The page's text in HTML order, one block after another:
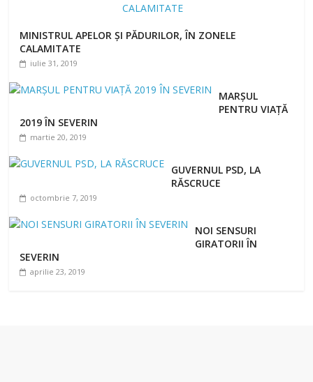
MINISTRUL APELOR ȘI PĂDURILOR, ÎN ZONELE
CALAMITATE
iulie 31, 2019
MARŞUL
PENTRU VIAŢĂ
2019 ÎN SEVERIN
martie 20, 2019
GUVERNUL PSD, LA
RĂSCRUCE
octombrie 7, 2019
NOI SENSURI
GIRATORII ÎN
SEVERIN
aprilie 23, 2019